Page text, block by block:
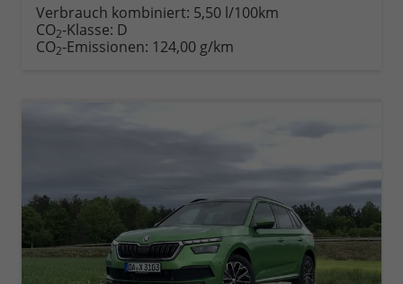
anfordern
Datei,
Verbrauch kombiniert: 5,50 l/100km
CO2-Klasse: D
CO2-Emissionen: 124,00 g/km